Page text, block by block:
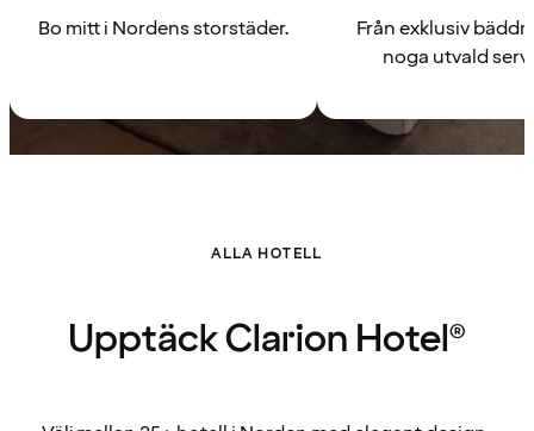
Bo mitt i Nordens storstäder.
Från exklusiv
noga utvald
ALLA HOTELL
Upptäck Clarion Hotel®